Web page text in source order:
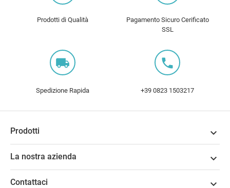
Prodotti di Qualità
Pagamento Sicuro Cerificato
SSL
local_shipping
Spedizione Rapida
local_phone
+39 0823 1503217
Prodotti 
La nostra azienda 
Contattaci 